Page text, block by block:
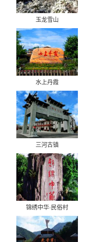
玉龙雪山
水上丹霞
三河古镇
锦绣中华·民俗村